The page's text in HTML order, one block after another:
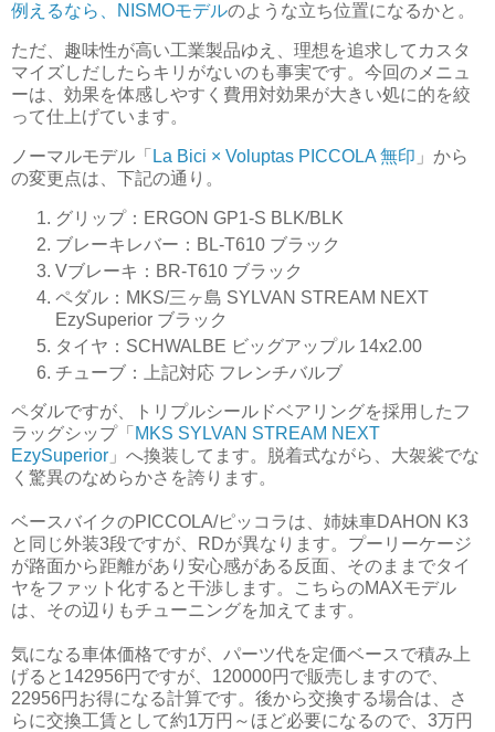
例えるなら、NISMOモデルのような立ち位置になるかと。
ただ、趣味性が高い工業製品ゆえ、理想を追求してカスタ
マイズしだしたらキリがないのも事実です。今回のメニュ
ーは、効果を体感しやすく費用対効果が大きい処に的を絞
って仕上げています。
ノーマルモデル「 La Bici × Voluptas PICCOLA 無印 」から
の変更点は、下記の通り。
グリップ：ERGON GP1-S BLK/BLK
ブレーキレバー：BL-T610 ブラック
Vブレーキ：BR-T610 ブラック
ペダル：MKS/三ヶ島 SYLVAN STREAM NEXT
EzySuperior ブラック
タイヤ：SCHWALBE ビッグアップル 14x2.00
チューブ：上記対応 フレンチバルブ
ペダルですが、トリプルシールドベアリングを採用したフ
ラッグシップ「 MKS SYLVAN STREAM NEXT
EzySuperior 」へ換装してます。脱着式ながら、大袈裟でな
く驚異のなめらかさを誇ります。
ベースバイクのPICCOLA/ピッコラは、姉妹車DAHON K3
と同じ外装3段ですが、RDが異なります。プーリーケージ
が路面から距離があり安心感がある反面、そのままでタイ
ヤをファット化すると干渉します。こちらのMAXモデル
は、その辺りもチューニングを加えてます。
気になる車体価格ですが、パーツ代を定価ベースで積み上
げると142956円ですが、120000円で販売しますので、
22956円お得になる計算です。後から交換する場合は、さ
らに交換工賃として約1万円～ほど必要になるので、3万円